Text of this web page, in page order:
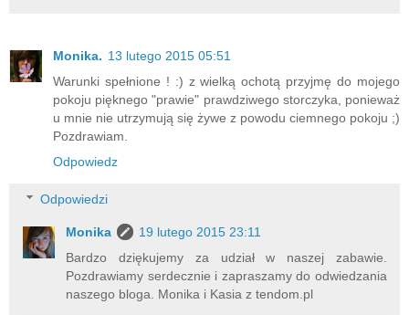
Monika. 13 lutego 2015 05:51
Warunki spełnione ! :) z wielką ochotą przyjmę do mojego
pokoju pięknego "prawie" prawdziwego storczyka, ponieważ
u mnie nie utrzymują się żywe z powodu ciemnego pokoju ;)
Pozdrawiam.
Odpowiedz
Odpowiedzi
Monika
19 lutego 2015 23:11
Bardzo dziękujemy za udział w naszej zabawie.
Pozdrawiamy serdecznie i zapraszamy do odwiedzania
naszego bloga. Monika i Kasia z tendom.pl